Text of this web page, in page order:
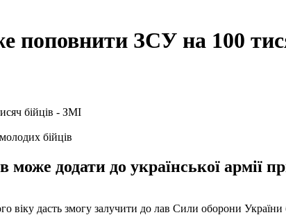
поповнити ЗСУ на 100
бійців
може додати до української армії
віку дасть змогу залучити до лав Сили оборони